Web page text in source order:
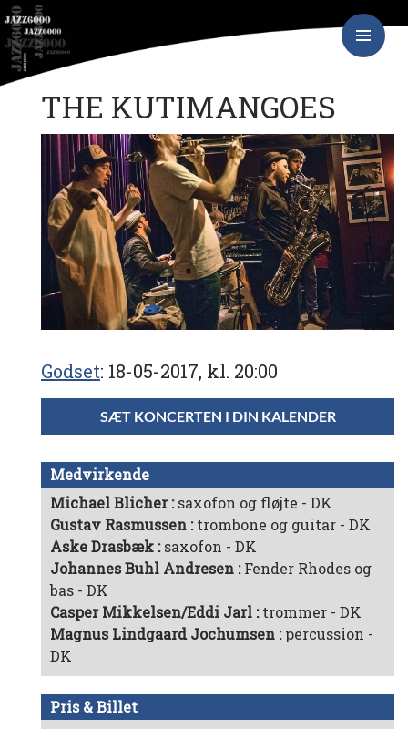
Hop
indhold
THE KUTIMANGOES
Godset 18-05-2017, kl. 20:00
SÆT KONCERTEN I DIN KALENDER
Medvirkende
Michael Blicher saxofon og fløjte - DK
Gustav Rasmussen trombone og guitar - DK
Aske Drasbæk saxofon - DK
Johannes Buhl Andresen Fender Rhodes og
bas - DK
Casper Mikkelsen/Eddi Jarl trommer - DK
Magnus Lindgaard Jochumsen percussion -
DK
Pris & Billet